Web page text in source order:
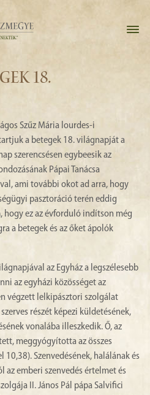
18.
Szűz Mária lourdes-i
a betegek 18. világnapját a
szerencsésen egybeesik az
Pápai Tanácsa
ami további okot ad arra, hogy
pasztoráció terén eddig
ez az évforduló indítson még
a betegek és az őket ápolók
az Egyház a legszélesebb
az egyházi közösséget az
végzett lelkipásztori szolgálat
részét képezi küldetésének,
vonalába illeszkedik. Ő, az
meggyógyította az összes
Szenvedésének, halálának és
az emberi szenvedés értelmet és
II. János Pál pápa Salvifici